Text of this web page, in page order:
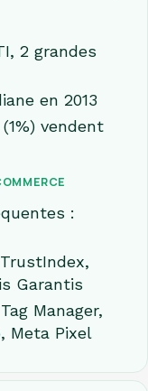
2 grandes
en 2013
vendent
:
Garantis
Manager,
Meta Pixel